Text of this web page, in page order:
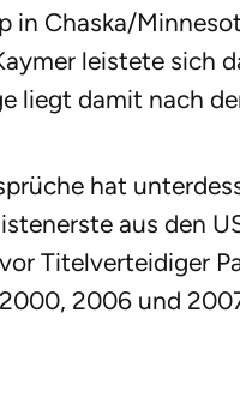
in Chaska/
leistete sich
liegt damit nach
hat
aus den
Titelverteidiger
2006 und